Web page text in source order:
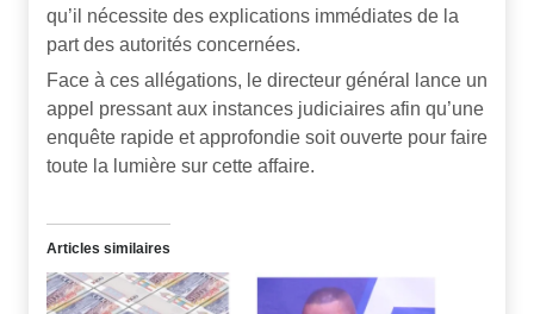
qu’il nécessite des explications immédiates de la
part des autorités concernées.
Face à ces allégations, le directeur général lance un
appel pressant aux instances judiciaires afin qu’une
enquête rapide et approfondie soit ouverte pour faire
toute la lumière sur cette affaire.
Articles similaires